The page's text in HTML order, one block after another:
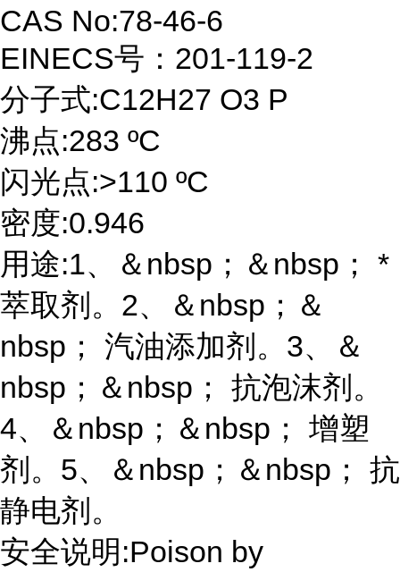
CAS No:78-46-6
EINECS号：201-119-2
分子式:C12H27 O3 P
沸点:283 ºC
闪光点:>110 ºC
密度:0.946
用途:1、＆nbsp；＆nbsp； *
萃取剂。2、＆nbsp；＆
nbsp； 汽油添加剂。3、＆
nbsp；＆nbsp； 抗泡沫剂。
4、＆nbsp；＆nbsp； 增塑
剂。5、＆nbsp；＆nbsp； 抗
静电剂。
安全说明:Poison by